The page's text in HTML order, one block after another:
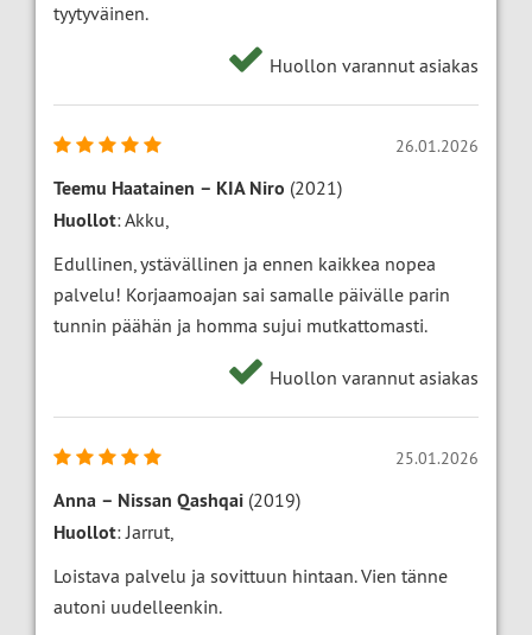
tyytyväinen.
Huollon varannut asiakas
26.01.2026
Teemu Haatainen – KIA Niro (2021)
Huollot: Akku,
Edullinen, ystävällinen ja ennen kaikkea nopea
palvelu! Korjaamoajan sai samalle päivälle parin
tunnin päähän ja homma sujui mutkattomasti.
Huollon varannut asiakas
25.01.2026
Anna – Nissan Qashqai (2019)
Huollot: Jarrut,
Loistava palvelu ja sovittuun hintaan. Vien tänne
autoni uudelleenkin.